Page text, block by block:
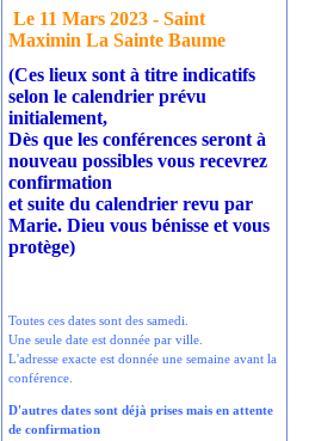
Le 11 Mars 2023 - Saint
Maximin La Sainte Baume
(Ces lieux sont à titre indicatifs
selon le calendrier prévu
initialement,
Dès que les conférences seront à
nouveau possibles vous recevrez
confirmation
et suite du calendrier revu par
Marie. Dieu vous bénisse et vous
protège)
Toutes ces dates sont des samedi.
Une seule date est donnée par ville.
L'adresse exacte est donnée une semaine avant la
conférence.
D'autres dates sont déjà prises mais en attente
de confirmation